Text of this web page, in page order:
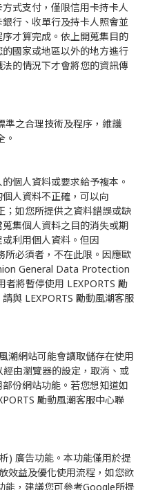
式支付，僅限信用卡持卡人
行、收單行及持卡人照會並
才算完成。依上開蒐集目的
國家或地區以外的地方進行
的情況下才會將您的資訊傳
準之合理技術及程序，維護
。
個人資料或要求給予複本。
人資料不正確，可以向
；如您所提供之資料錯誤或缺
集個人資料之目的消失或期
利用個人資料。但因
所必須者，不在此限。因應歐
General Data Protection
將暫停使用 LEXPORTS 勵
與 LEXPORTS 勵動風潮客服
潮網站可能會讀取儲存在使用
由瀏覽器的設定，取消、或
份網站功能。若您想知道如
勵動風潮客服中心聯
) 廣告功能。本功能僅用於提
效益及優化使用流程，如您欲
，建議您可參考Google所提